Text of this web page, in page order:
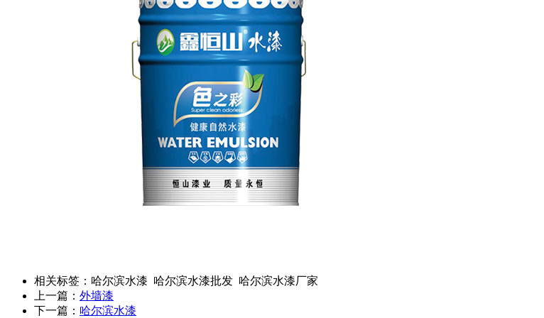
相关标签：哈尔滨水漆 哈尔滨水漆批发 哈尔滨水漆厂家
上一篇： 外墙漆
下一篇： 哈尔滨水漆